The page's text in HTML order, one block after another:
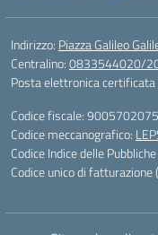
Indirizzo: Piazza Galileo
Centralino:0833544020/
Posta elettronica certificata
Codice fiscale:
Codice meccanografico:
Codice Indice delle
Codice unico di fatturazione